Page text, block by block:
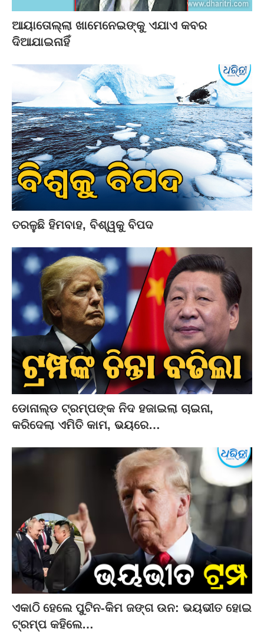
ଆୟାତୋଲ୍ଲା ଖାମେନେଇଙ୍କୁ ଏଯାଏ କବର
ଦିଆଯାଇନାହିଁ
ତରଳୁଛି ହିମବାହ, ବିଶ୍ୱକୁ ବିପଦ
ଡୋନାଲ୍ଡ ଟ୍ରମ୍ପଙ୍କ ନିଦ ହଜାଇଲା ଚାଇନା,
କରିଦେଲା ଏମିତି କାମ, ଭୟରେ…
ଏକାଠି ହେଲେ ପୁଟିନ-କିମ ଜଙ୍ଗ ଉନ: ଭୟଭୀତ ହୋଇ
ଟ୍ରମ୍ପ କହିଲେ…